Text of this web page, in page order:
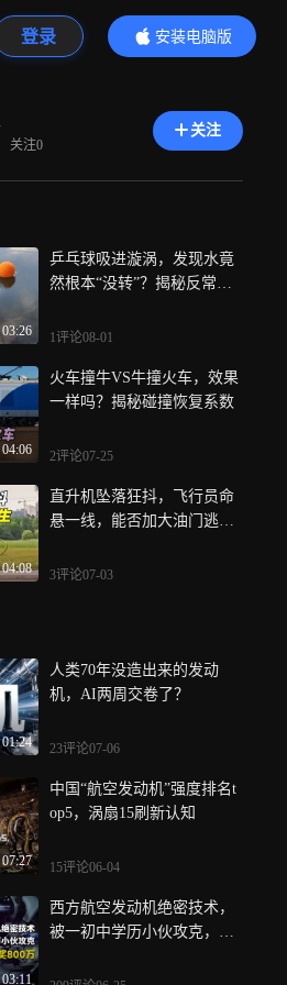
登录
安装电脑版
内容更精彩
关注0
关注
03:26
乒乓球吸进漩涡，发现水竟
然根本“没转”？揭秘反常识
1评论08-01
04:06
火车撞牛VS牛撞火车，效果
一样吗？揭秘碰撞恢复系数
2评论07-25
04:08
直升机坠落狂抖，飞行员命
悬一线，能否加大油门逃出
3评论07-03
01:24
人类70年没造出来的发动
机，AI两周交卷了？
23评论07-06
07:27
中国“航空发动机”强度排名t
op5，涡扇15刷新认知
15评论06-04
03:11
西方航空发动机绝密技术，
被一初中学历小伙攻克，国